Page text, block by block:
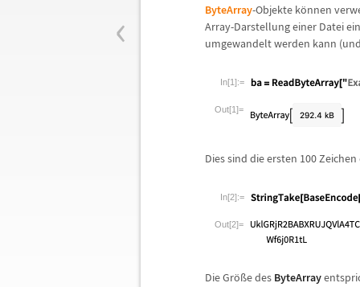
‹ ByteArray-Objekte können
Array-Darstellung einer Datei
umgewandelt werden kann
In[1]:=
Out[1]=
Dies sind die ersten 100
In[2]:=
Out[2]=
Die Größe des ByteArray